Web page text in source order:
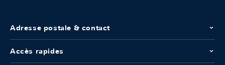
Adresse postale & contact
Accès rapides